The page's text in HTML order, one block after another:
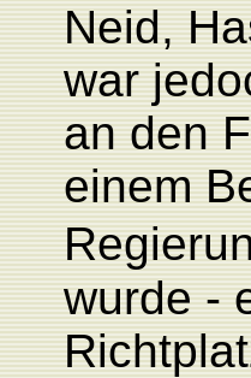
Neid,
war
an den
einem
wurde -